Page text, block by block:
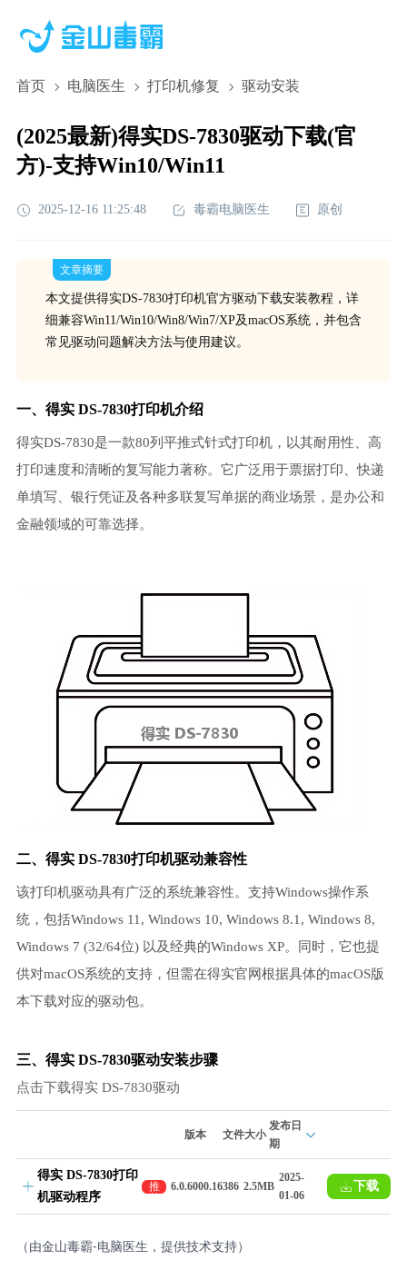
首页 电脑医生 打印机修复 驱动安装
(2025最新)得实DS-7830驱动下载(官
方)-支持Win10/Win11
2025-12-16 11:25:48 毒霸电脑医生 原创
文章摘要
本文提供得实DS-7830打印机官方驱动下载安装教程，详
细兼容Win11/Win10/Win8/Win7/XP及macOS系统，并包含
常见驱动问题解决方法与使用建议。
一、得实 DS-7830打印机介绍
得实DS-7830是一款80列平推式针式打印机，以其耐用性、高
打印速度和清晰的复写能力著称。它广泛用于票据打印、快递
单填写、银行凭证及各种多联复写单据的商业场景，是办公和
金融领域的可靠选择。
二、得实 DS-7830打印机驱动兼容性
该打印机驱动具有广泛的系统兼容性。支持Windows操作系
统，包括Windows 11, Windows 10, Windows 8.1, Windows 8,
Windows 7 (32/64位) 以及经典的Windows XP。同时，它也提
供对macOS系统的支持，但需在得实官网根据具体的macOS版
本下载对应的驱动包。
三、得实 DS-7830驱动安装步骤
点击下载得实 DS-7830驱动
版本 文件大小
发布日
期
得实 DS-7830打印
机驱动程序
推
荐
6.0.6000.16386 2.5MB
2025-
01-06
下载
（由金山毒霸-电脑医生，提供技术支持）